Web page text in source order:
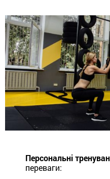
Персональні
переваги: